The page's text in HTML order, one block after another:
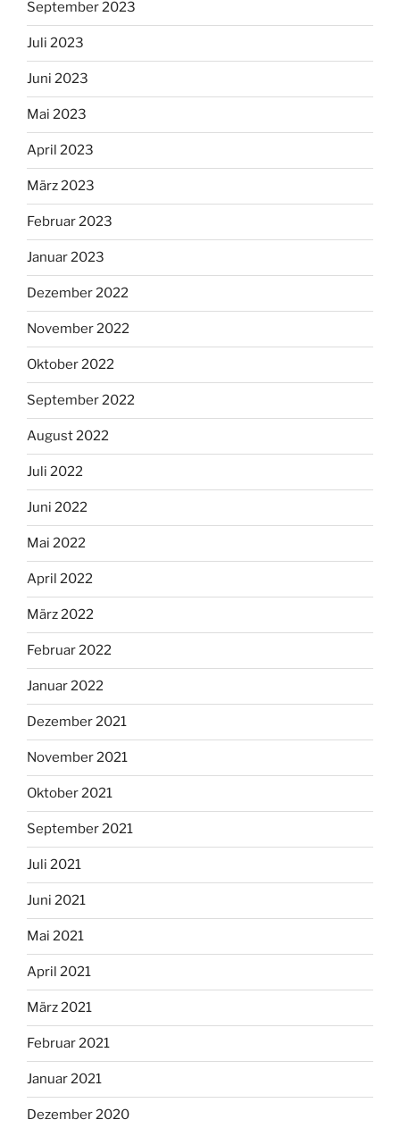
September 2023
Juli 2023
Juni 2023
Mai 2023
April 2023
März 2023
Februar 2023
Januar 2023
Dezember 2022
November 2022
Oktober 2022
September 2022
August 2022
Juli 2022
Juni 2022
Mai 2022
April 2022
März 2022
Februar 2022
Januar 2022
Dezember 2021
November 2021
Oktober 2021
September 2021
Juli 2021
Juni 2021
Mai 2021
April 2021
März 2021
Februar 2021
Januar 2021
Dezember 2020